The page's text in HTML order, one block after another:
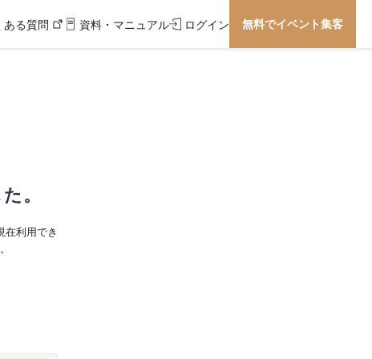
ある質問 資料・マニュアル ログイン 無料でイベント集客
。
在利用でき